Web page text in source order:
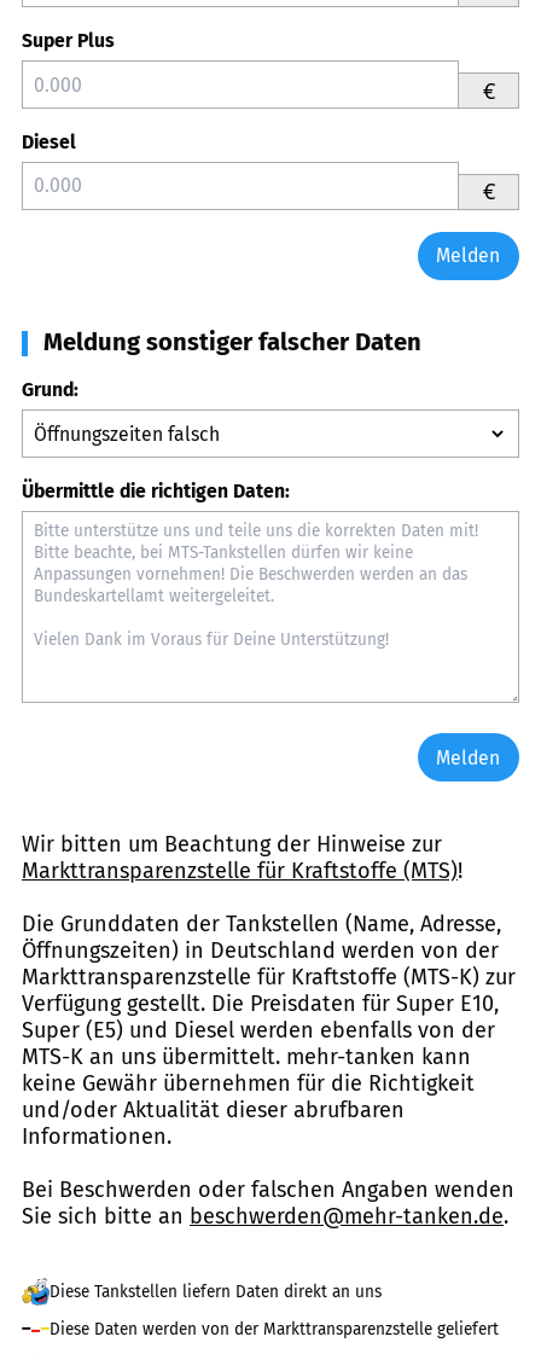
Super Plus
€
Diesel
€
Melden
Meldung sonstiger falscher Daten
Grund:
Übermittle die richtigen Daten:
Melden
Wir bitten um Beachtung der Hinweise zur
Markttransparenzstelle für Kraftstoffe (MTS)!
Die Grunddaten der Tankstellen (Name, Adresse,
Öffnungszeiten) in Deutschland werden von der
Markttransparenzstelle für Kraftstoffe (MTS-K) zur
Verfügung gestellt. Die Preisdaten für Super E10,
Super (E5) und Diesel werden ebenfalls von der
MTS-K an uns übermittelt. mehr-tanken kann
keine Gewähr übernehmen für die Richtigkeit
und/oder Aktualität dieser abrufbaren
Informationen.
Bei Beschwerden oder falschen Angaben wenden
Sie sich bitte an beschwerden@mehr-tanken.de.
Diese Tankstellen liefern Daten direkt an uns
Diese Daten werden von der Markttransparenzstelle geliefert